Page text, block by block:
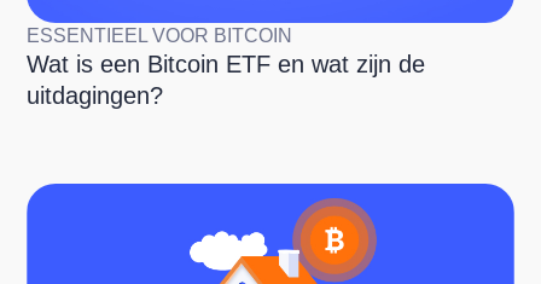
ESSENTIEEL VOOR BITCOIN
Wat is een Bitcoin ETF en wat zijn de
uitdagingen?